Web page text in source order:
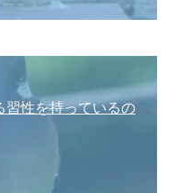
習性を持っているの